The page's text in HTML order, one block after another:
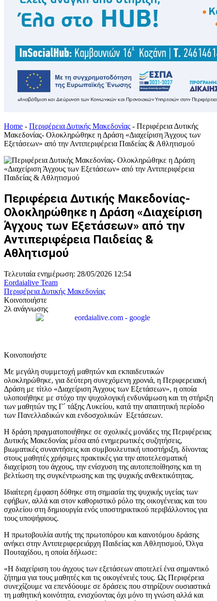
Home - Περιφέρεια Δυτικής Μακεδονίας - Περιφέρεια Δυτικής
Μακεδονίας- Ολοκληρώθηκε η Δράση «Διαχείριση Άγχους των
Εξετάσεων» από την Αντιπεριφέρεια Παιδείας & Αθλητισμού
Περιφέρεια Δυτικής Μακεδονίας-
Ολοκληρώθηκε η Δράση «Διαχείριση
Άγχους των Εξετάσεων» από την
Αντιπεριφέρεια Παιδείας &
Αθλητισμού
Τελευταία ενημέρωση: 28/05/2026 12:54
Eordaialive Team
Περιφέρεια Δυτικής Μακεδονίας
Κοινοποιήστε
2λ ανάγνωσης
Κοινοποιήστε
Με μεγάλη συμμετοχή μαθητών και εκπαιδευτικών
ολοκληρώθηκε, για δεύτερη συνεχόμενη χρονιά, η Περιφερειακή
Δράση με τίτλο «Διαχείριση Άγχους των Εξετάσεων», η οποία
υλοποιήθηκε με στόχο την ψυχολογική ενδυνάμωση και τη στήριξη
των μαθητών της Γ´ τάξης Λυκείου, κατά την απαιτητική περίοδο
των Πανελλαδικών και ενδοσχολικών Εξετάσεων.
Η δράση πραγματοποιήθηκε σε σχολικές μονάδες της Περιφέρειας
Δυτικής Μακεδονίας μέσα από ενημερωτικές συζητήσεις,
βιωματικές συναντήσεις και συμβουλευτική υποστήριξη, δίνοντας
στους μαθητές χρήσιμες πρακτικές για την αποτελεσματική
διαχείριση του άγχους, την ενίσχυση της αυτοπεποίθησης και τη
βελτίωση της συγκέντρωσης και της ψυχικής ανθεκτικότητας.
Ιδιαίτερη έμφαση δόθηκε στη σημασία της ψυχικής υγείας των
εφήβων, αλλά και στον καθοριστικό ρόλο της οικογένειας και του
σχολείου στη δημιουργία ενός υποστηρικτικού περιβάλλοντος για
τους υποψήφιους.
Η πρωτοβουλία αυτής της πρωτοπόρου και καινοτόμου δράσης
ανήκει στην Αντιπεριφερειάρχη Παιδείας και Αθλητισμού, Όλγα
Πουταχίδου, η οποία δήλωσε:
«Η διαχείριση του άγχους των εξετάσεων αποτελεί ένα σημαντικό
ζήτημα για τους μαθητές και τις οικογένειές τους. Ως Περιφέρεια
συνεχίζουμε να επενδύουμε σε δράσεις που στηρίζουν ουσιαστικά
τη μαθητική κοινότητα, ενισχύοντας όχι μόνο τη γνώση αλλά και